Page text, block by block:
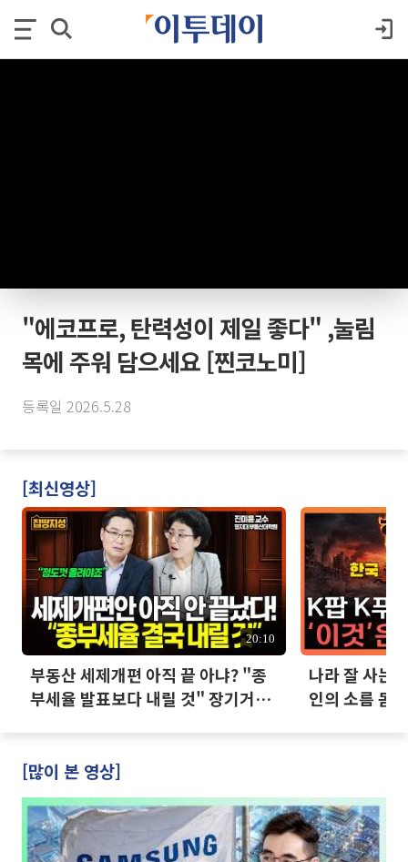
"에코프로, 탄력성이 제일 좋다" ,눌림
목에 주워 담으세요 [찐코노미]
등록일 2026.5.28
[최신영상]
20:10
부동산 세제개편 아직 끝 아냐? "종
부세율 발표보다 내릴 것" 장기거주
나라 잘 사는
인의 소름 돋
[많이 본 영상]